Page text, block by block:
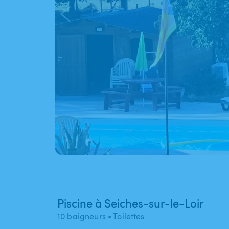
Piscine à Seiches-sur-le-Loir
10 baigneurs • Toilettes